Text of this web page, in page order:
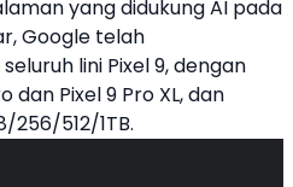
yang didukung AI pada
Google telah
lini Pixel 9, dengan
dan Pixel 9 Pro XL, dan
256/512/1TB.